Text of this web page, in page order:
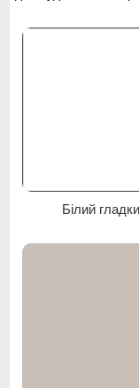
Білий